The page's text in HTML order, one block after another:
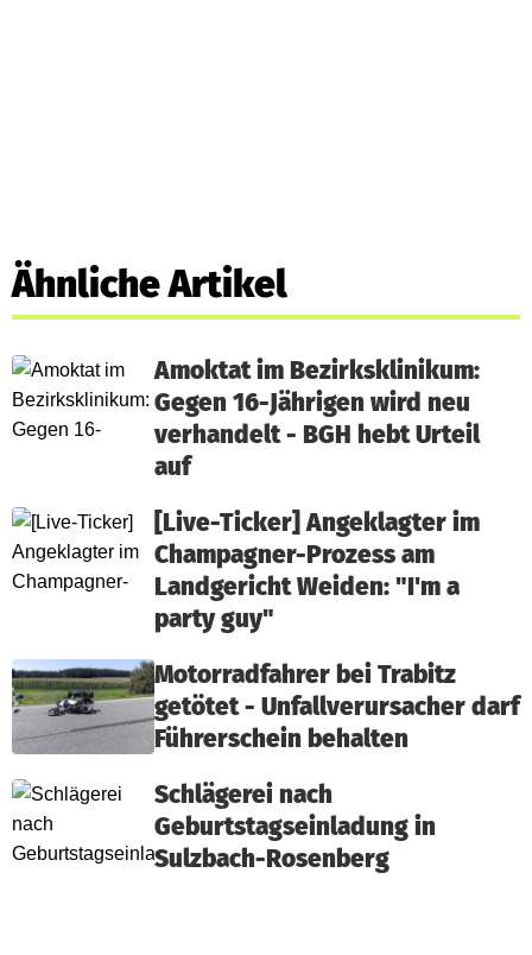
Ähnliche Artikel
Amoktat im Bezirksklinikum:
Gegen 16-Jährigen wird neu
verhandelt - BGH hebt Urteil
auf
[Live-Ticker] Angeklagter im
Champagner-Prozess am
Landgericht Weiden: "I'm a
party guy"
Motorradfahrer bei Trabitz
getötet - Unfallverursacher darf
Führerschein behalten
Schlägerei nach
Geburtstagseinladung in
Sulzbach-Rosenberg